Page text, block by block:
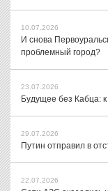
10.07.2026
И снова
проблемный город?
23.07.2026
Будущее без Кабца:
29.07.2026
Путин отправил в
22.07.2026